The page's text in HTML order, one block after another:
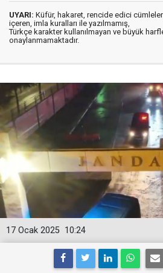
UYARI: Küfür, hakaret, rencide edici cümleler
içeren, imla kuralları ile yazılmamış,
Türkçe karakter kullanılmayan ve büyük
onaylanmamaktadır.
10:24
17 Ocak 2025